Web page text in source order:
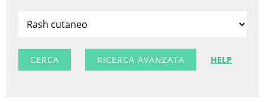
RICERCA AVANZATA HELP